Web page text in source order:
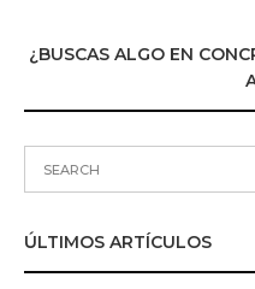
¿BUSCAS ALGO EN
ÚLTIMOS ARTÍCULOS